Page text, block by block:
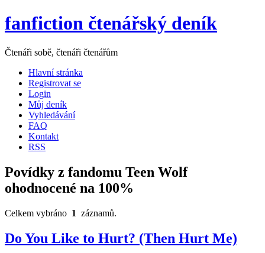
fanfiction čtenářský deník
Čtenáři sobě, čtenáři čtenářům
Hlavní stránka
Registrovat se
Login
Můj deník
Vyhledávání
FAQ
Kontakt
RSS
Povídky z fandomu Teen Wolf
ohodnocené na 100%
Celkem vybráno 1 záznamů.
Do You Like to Hurt? (Then Hurt Me)